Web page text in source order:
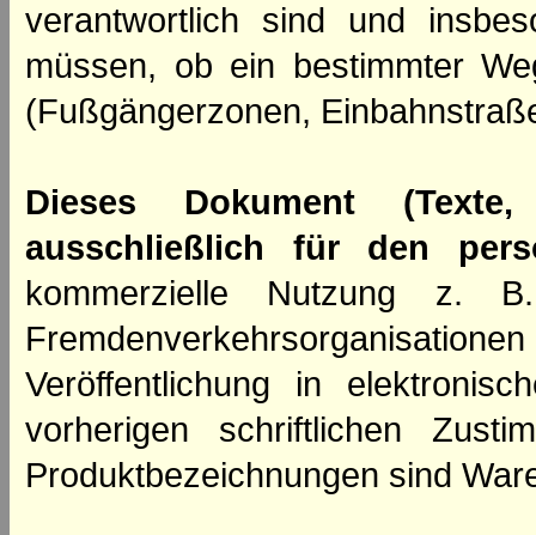
verantwortlich sind und
müssen, ob ein bestimmter
(Fußgängerzonen,
Dieses Dokument
ausschließlich für den
kommerzielle Nutzung z.
Veröffentlichung in
vorherigen schriftlichen
Produktbezeichnungen sind